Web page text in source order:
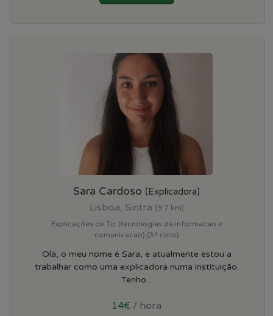
Sara Cardoso (Explicadora)
Lisboa, Sintra (9.7 km)
Explicações de Tic (tecnologias da informacao e
comunicacao) (3º ciclo)
Olá, o meu nome é Sara, e atualmente estou a
trabalhar como uma explicadora numa instituição.
Tenho...
14€ / hora